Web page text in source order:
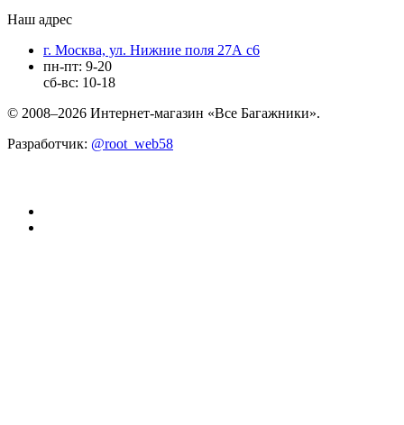
Наш адрес
г. Москва, ул. Нижние поля 27А с6
пн-пт: 9-20
сб-вс: 10-18
© 2008–2026 Интернет-магазин «Все Багажники».
Разработчик: @root_web58